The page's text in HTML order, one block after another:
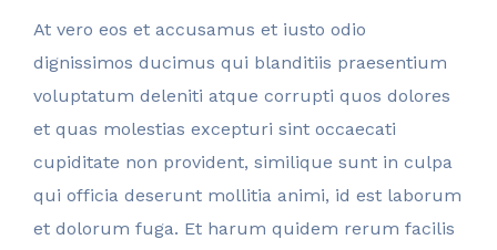
At vero eos et accusamus et iusto odio
dignissimos ducimus qui blanditiis praesentium
voluptatum deleniti atque corrupti quos dolores
et quas molestias excepturi sint occaecati
cupiditate non provident, similique sunt in culpa
qui officia deserunt mollitia animi, id est laborum
et dolorum fuga. Et harum quidem rerum facilis